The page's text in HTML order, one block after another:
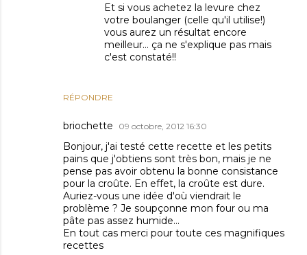
RÉPONDRE
Et si vous achetez la levure chez
votre boulanger (celle qu'il utilise!)
vous aurez un résultat encore
meilleur... ça ne s'explique pas mais
c'est constaté!!
briochette 09 octobre, 2012 16:30
Bonjour, j'ai testé cette recette et les petits
pains que j'obtiens sont très bon, mais je ne
pense pas avoir obtenu la bonne consistance
pour la croûte. En effet, la croûte est dure.
Auriez-vous une idée d'où viendrait le
problème ? Je soupçonne mon four ou ma
pâte pas assez humide...
En tout cas merci pour toute ces magnifiques
recettes